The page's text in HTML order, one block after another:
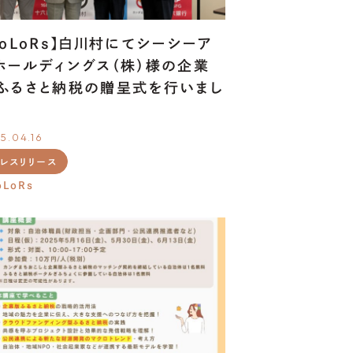
OURSERVICE
】白川村にてシーシーア
ールディングス（株）様の企業
るさと納税の贈呈式を行いまし
スリリース